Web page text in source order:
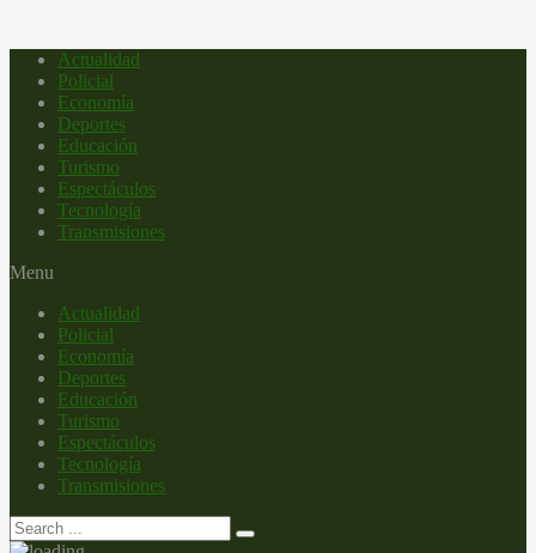
Actualidad
Policial
Economía
Deportes
Educación
Turismo
Espectáculos
Tecnología
Transmisiones
Menu
Actualidad
Policial
Economía
Deportes
Educación
Turismo
Espectáculos
Tecnología
Transmisiones